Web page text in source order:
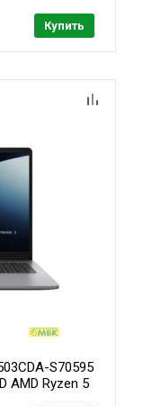
Купить
S70595
AMD Ryzen 5